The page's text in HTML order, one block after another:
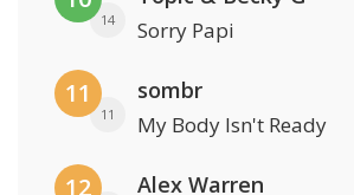
14 Sorry Papi
11
11
sombr
My Body Isn't Ready
12 Alex Warren